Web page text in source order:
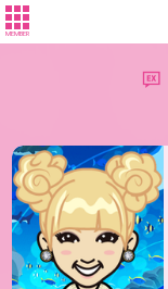
MEMBER